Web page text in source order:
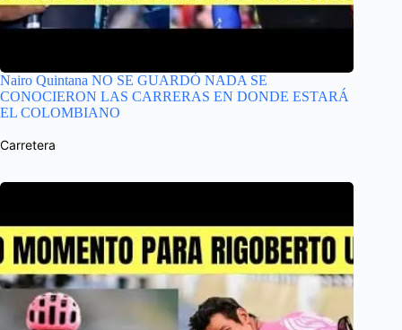
Nairo Quintana NO SE GUARDÓ NADA SE
CONOCIERON LAS CARRERAS EN DONDE ESTARÁ
EL COLOMBIANO
Carretera